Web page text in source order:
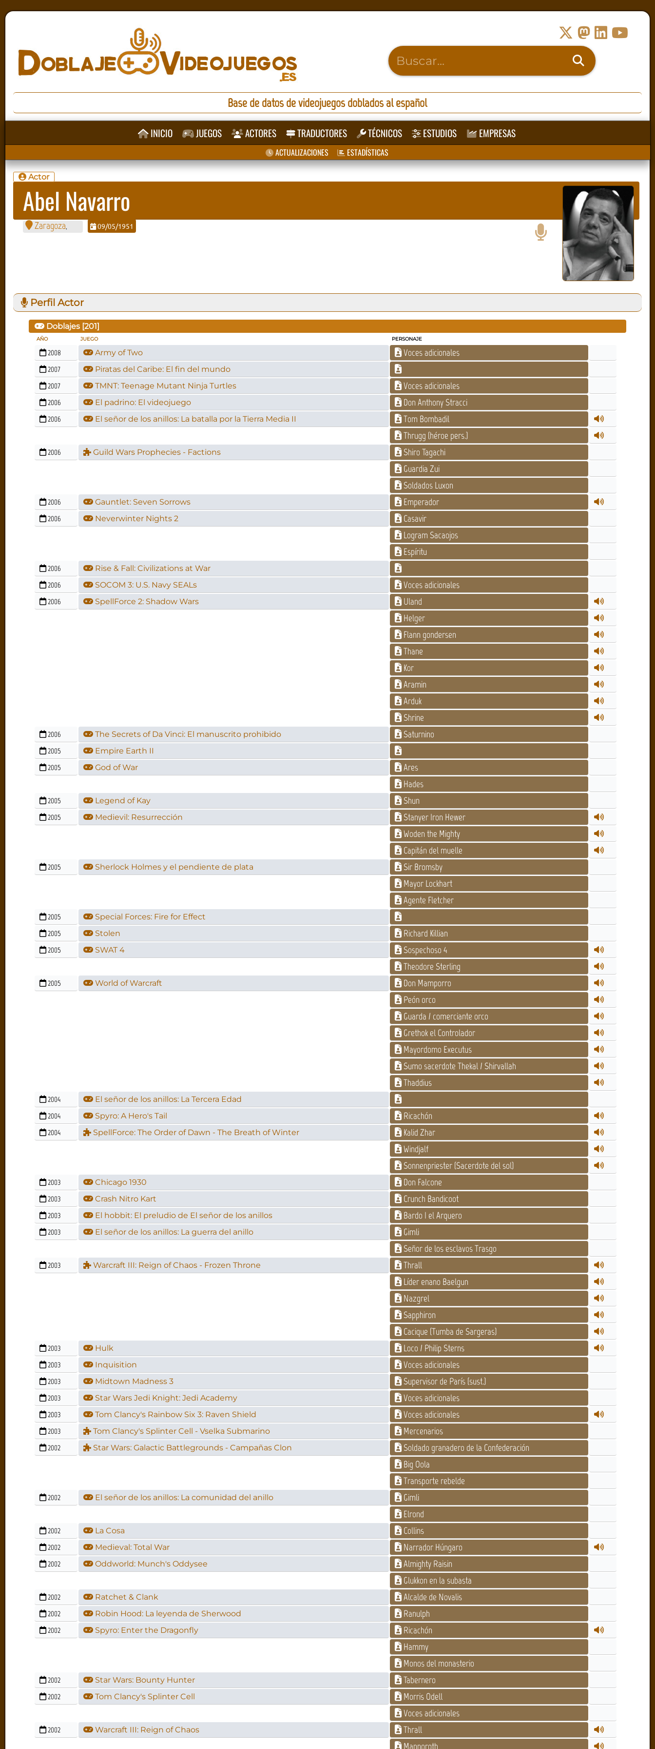
Base de datos de videojuegos doblados al español
INICIO JUEGOS ACTORES TRADUCTORES TÉCNICOS ESTUDIOS EMPRESAS
ACTUALIZACIONES ESTADÍSTICAS
Actor
Abel Navarro
Zaragoza, 09/05/1951
Perfil Actor
Doblajes [201]
AÑO JUEGO PERSONAJE
2008 Army of Two Voces adicionales
2007
Piratas del Caribe: El fin del mundo
2007
TMNT: Teenage Mutant Ninja Turtles Voces adicionales
2006 El padrino: El videojuego Don Anthony Stracci
2006 El señor de los anillos: La batalla por la Tierra Media II
Tom Bombadil
Thrugg (héroe pers.)
2006 Guild Wars Prophecies - Factions
Shiro Tagachi
Guardia Zui
Soldados Luxon
2006 Gauntlet: Seven Sorrows Emperador
2006 Neverwinter Nights 2
Casavir
Logram Sacaojos
Espíritu
2006
Rise & Fall: Civilizations at War
2006
SOCOM 3: U.S. Navy SEALs Voces adicionales
2006 SpellForce 2: Shadow Wars
Uland
Helger
Flann gondersen
Thane
Kor
Aramin
Arduk
Shrine
2006 The Secrets of Da Vinci: El manuscrito prohibido Saturnino
2005
Empire Earth II
2005
God of War
Ares
Hades
2005 Legend of Kay Shun
2005 Medievil: Resurrección
Stanyer Iron Hewer
Woden the Mighty
Capitán del muelle
2005 Sherlock Holmes y el pendiente de plata
Sir Bromsby
Mayor Lockhart
Agente Fletcher
2005
Special Forces: Fire for Effect
2005
Stolen Richard Killian
2005 SWAT 4
Sospechoso 4
Theodore Sterling
2005 World of Warcraft
Don Mamporro
Peón orco
Guarda / comerciante orco
Grethok el Controlador
Mayordomo Executus
Sumo sacerdote Thekal / Shirvallah
Thaddius
2004
El señor de los anillos: La Tercera Edad
2004
Spyro: A Hero's Tail Ricachón
2004 SpellForce: The Order of Dawn - The Breath of Winter
Kalid Zhar
Windjalf
Sonnenpriester (Sacerdote del sol)
2003 Chicago 1930 Don Falcone
2003 Crash Nitro Kart Crunch Bandicoot
2003 El hobbit: El preludio de El señor de los anillos Bardo I el Arquero
2003 El señor de los anillos: La guerra del anillo
Gimli
Señor de los esclavos Trasgo
2003 Warcraft III: Reign of Chaos - Frozen Throne
Thrall
Líder enano Baelgun
Nazgrel
Sapphiron
Cacique (Tumba de Sargeras)
2003 Hulk Loco / Philip Sterns
2003 Inquisition Voces adicionales
2003 Midtown Madness 3 Supervisor de París (sust.)
2003 Star Wars Jedi Knight: Jedi Academy Voces adicionales
2003 Tom Clancy's Rainbow Six 3: Raven Shield Voces adicionales
2003 Tom Clancy's Splinter Cell - Vselka Submarino Mercenarios
2002 Star Wars: Galactic Battlegrounds - Campañas Clon
Soldado granadero de la Confederación
Big Oola
Transporte rebelde
2002 El señor de los anillos: La comunidad del anillo
Gimli
Elrond
2002 La Cosa Collins
2002 Medieval: Total War Narrador Húngaro
2002 Oddworld: Munch's Oddysee
Almighty Raisin
Glukkon en la subasta
2002 Ratchet & Clank Alcalde de Novalis
2002 Robin Hood: La leyenda de Sherwood Ranulph
2002 Spyro: Enter the Dragonfly
Ricachón
Hammy
Monos del monasterio
2002 Star Wars: Bounty Hunter Tabernero
2002 Tom Clancy's Splinter Cell
Morris Odell
Voces adicionales
2002 Warcraft III: Reign of Chaos
Thrall
Mannoroth